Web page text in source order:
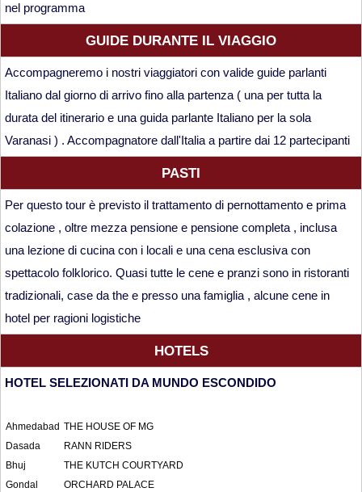
nel programma
GUIDE DURANTE IL VIAGGIO
Accompagneremo i nostri viaggiatori con valide guide parlanti
Italiano dal giorno di arrivo fino alla partenza ( una per tutta la
durata del itinerario e una guida parlante Italiano per la sola
Varanasi ) . Accompagnatore dall'Italia a partire dai 12 partecipanti
PASTI
Per questo tour è previsto il trattamento di pernottamento e prima
colazione , oltre mezza pensione e pensione completa , inclusa
una lezione di cucina con i locali e una cena esclusiva con
spettacolo folklorico. Quasi tutte le cene e pranzi sono in ristoranti
tradizionali, case da the e presso una famiglia , alcune cene in
hotel per ragioni logistiche
HOTELS
HOTEL SELEZIONATI DA MUNDO ESCONDIDO
Ahmedabad THE HOUSE OF MG
Dasada
RANN RIDERS
Bhuj
THE KUTCH COURTYARD
Gondal
ORCHARD PALACE